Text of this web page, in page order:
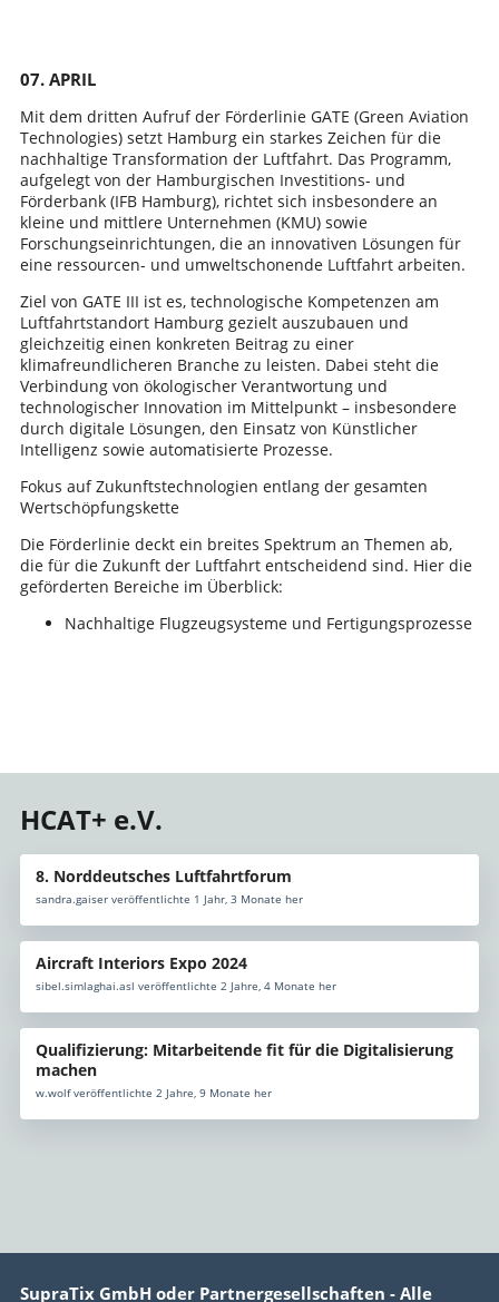
07. APRIL
Mit dem dritten Aufruf der Förderlinie GATE (Green Aviation
Technologies) setzt Hamburg ein starkes Zeichen für die
nachhaltige Transformation der Luftfahrt. Das Programm,
aufgelegt von der Hamburgischen Investitions- und
Förderbank (IFB Hamburg), richtet sich insbesondere an
kleine und mittlere Unternehmen (KMU) sowie
Forschungseinrichtungen, die an innovativen Lösungen für
eine ressourcen- und umweltschonende Luftfahrt arbeiten.
Ziel von GATE III ist es, technologische Kompetenzen am
Luftfahrtstandort Hamburg gezielt auszubauen und
gleichzeitig einen konkreten Beitrag zu einer
klimafreundlicheren Branche zu leisten. Dabei steht die
Verbindung von ökologischer Verantwortung und
technologischer Innovation im Mittelpunkt – insbesondere
durch digitale Lösungen, den Einsatz von Künstlicher
Intelligenz sowie automatisierte Prozesse.
Fokus auf Zukunftstechnologien entlang der gesamten
Wertschöpfungskette
Die Förderlinie deckt ein breites Spektrum an Themen ab,
die für die Zukunft der Luftfahrt entscheidend sind. Hier die
geförderten Bereiche im Überblick:
Nachhaltige Flugzeugsysteme und Fertigungsprozesse
HCAT+ e.V.
8. Norddeutsches Luftfahrtforum
sandra.gaiser veröffentlichte 1 Jahr, 3 Monate her
Aircraft Interiors Expo 2024
sibel.simlaghai.asl veröffentlichte 2 Jahre, 4 Monate her
Qualifizierung: Mitarbeitende fit für die Digitalisierung
machen
w.wolf veröffentlichte 2 Jahre, 9 Monate her
SupraTix GmbH oder Partnergesellschaften - Alle